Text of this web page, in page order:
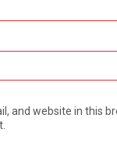
and website in this